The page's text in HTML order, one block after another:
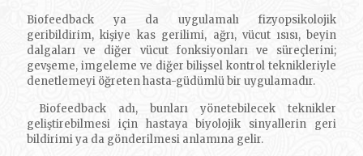
Biofeedback ya da uygulamalı fizyopsikolojik
geribildirim, kişiye kas gerilimi, ağrı, vücut ısısı, beyin
dalgaları ve diğer vücut fonksiyonları ve süreçlerini;
gevşeme, imgeleme ve diğer bilişsel kontrol teknikleriyle
denetlemeyi öğreten hasta-güdümlü bir uygulamadır.
Biofeedback adı, bunları yönetebilecek teknikler
geliştirebilmesi için hastaya biyolojik sinyallerin geri
bildirimi ya da gönderilmesi anlamına gelir.